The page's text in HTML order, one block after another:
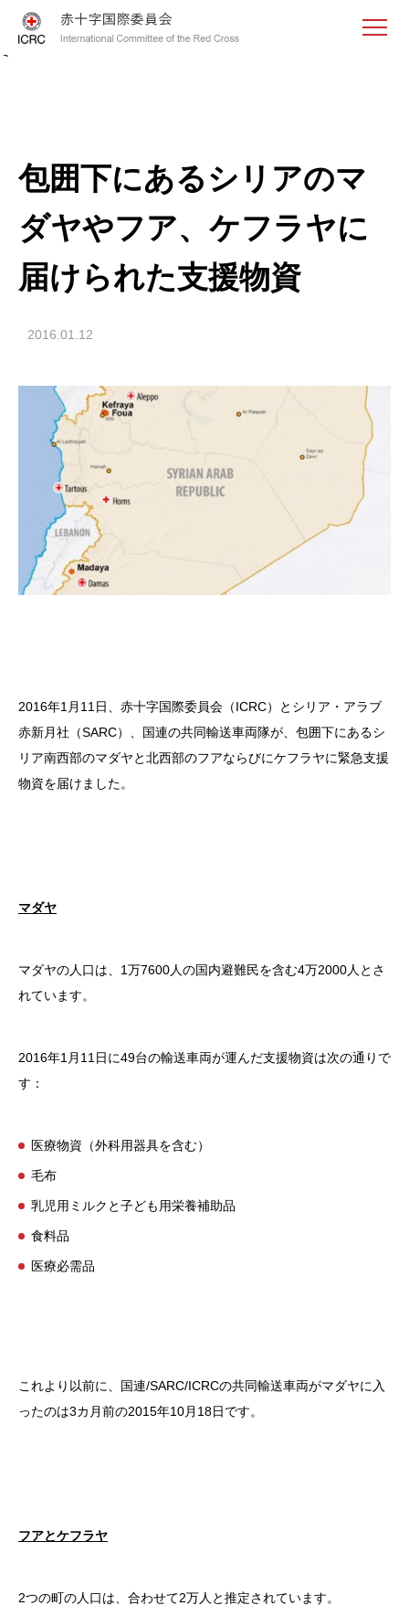
<
包囲下にあるシリアのマ
ダヤやフア、ケフラヤに
届けられた支援物資
2016.01.12
2016年1月11日、赤十字国際委員会（ICRC）とシリア・アラブ
赤新月社（SARC）、国連の共同輸送車両隊が、包囲下にあるシ
リア南西部のマダヤと北西部のフアならびにケフラヤに緊急支援
物資を届けました。
マダヤ
マダヤの人口は、1万7600人の国内避難民を含む4万2000人とさ
れています。
2016年1月11日に49台の輸送車両が運んだ支援物資は次の通りで
す：
医療物資（外科用器具を含む）
毛布
乳児用ミルクと子ども用栄養補助品
食料品
医療必需品
これより以前に、国連/SARC/ICRCの共同輸送車両がマダヤに入
ったのは3カ月前の2015年10月18日です。
フアとケフラヤ
2つの町の人口は、合わせて2万人と推定されています。